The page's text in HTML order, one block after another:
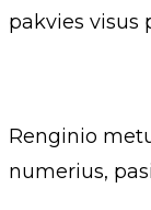
pakvies visus
Renginio
numerius,